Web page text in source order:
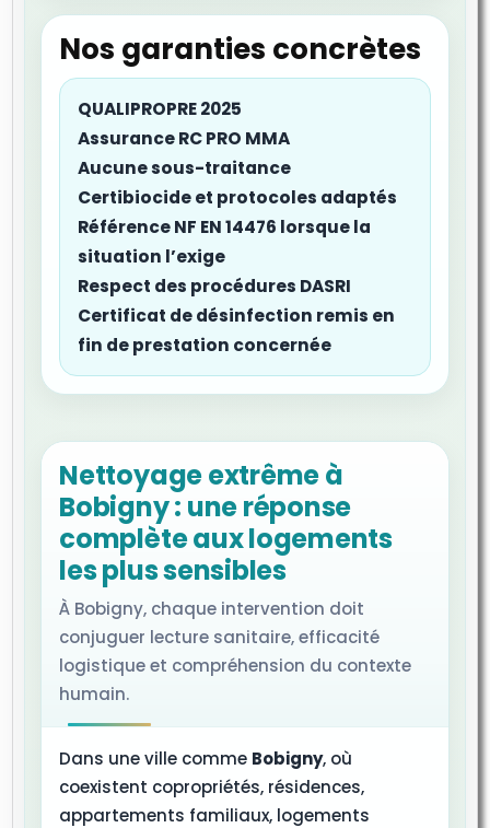
Nos garanties concrètes
QUALIPROPRE 2025
Assurance RC PRO MMA
Aucune sous-traitance
Certibiocide et protocoles adaptés
Référence NF EN 14476 lorsque la
situation l’exige
Respect des procédures DASRI
Certificat de désinfection remis en
fin de prestation concernée
Nettoyage extrême à
Bobigny : une réponse
complète aux logements
les plus sensibles
À Bobigny, chaque intervention doit
conjuguer lecture sanitaire, efficacité
logistique et compréhension du contexte
humain.
Dans une ville comme Bobigny, où
coexistent copropriétés, résidences,
appartements familiaux, logements